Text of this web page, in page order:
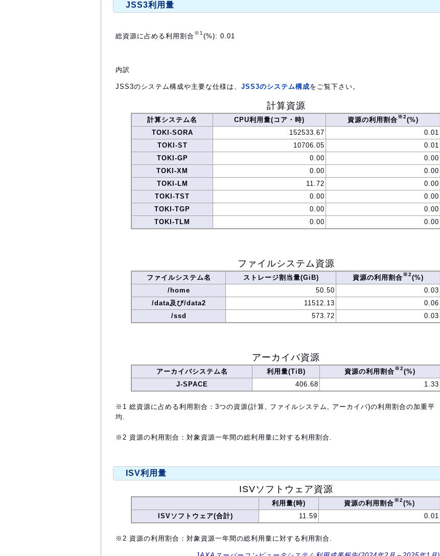
JSS3利用量
総資源に占める利用割合※1 (%): 0.01
内訳
JSS3のシステム構成や主要な仕様は、 JSS3のシステム構成をご覧下さい。
計算資源
計算システム名 CPU利用量(コア・時) 資源の利用割合※2(%)
TOKI-SORA
152533.67
0.01
TOKI-ST
10706.05
0.01
TOKI-GP
0.00
0.00
TOKI-XM
0.00
0.00
TOKI-LM
11.72
0.00
TOKI-TST
0.00
0.00
TOKI-TGP
0.00
0.00
TOKI-TLM
0.00 0.00
ファイルシステム資源
ファイルシステム名 ストレージ割当量(GiB) 資源の利用割合※2(%)
/home
50.50
0.03
/data及び/data2
11512.13
0.06
/ssd
573.72 0.03
アーカイバ資源
アーカイバシステム名 利用量(TiB) 資源の利用割合※2(%)
J-SPACE
406.68 1.33
※1 総資源に占める利用割合：3つの資源(計算, ファイルシステム, アーカイバ)の利用割合の加重平
均.
※2 資源の利用割合：対象資源一年間の総利用量に対する利用割合.
ISV利用量
ISVソフトウェア資源
利用量(時) 資源の利用割合※2(%)
ISVソフトウェア(合計)
11.59 0.01
※2 資源の利用割合：対象資源一年間の総利用量に対する利用割合.